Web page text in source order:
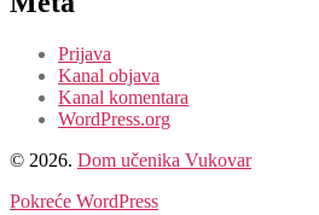
Prijava
Kanal objava
Kanal komentara
WordPress.org
© 2026. Dom učenika Vukovar
Pokreće WordPress